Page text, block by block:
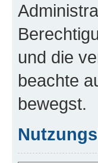
und die
beachte
bewegst.